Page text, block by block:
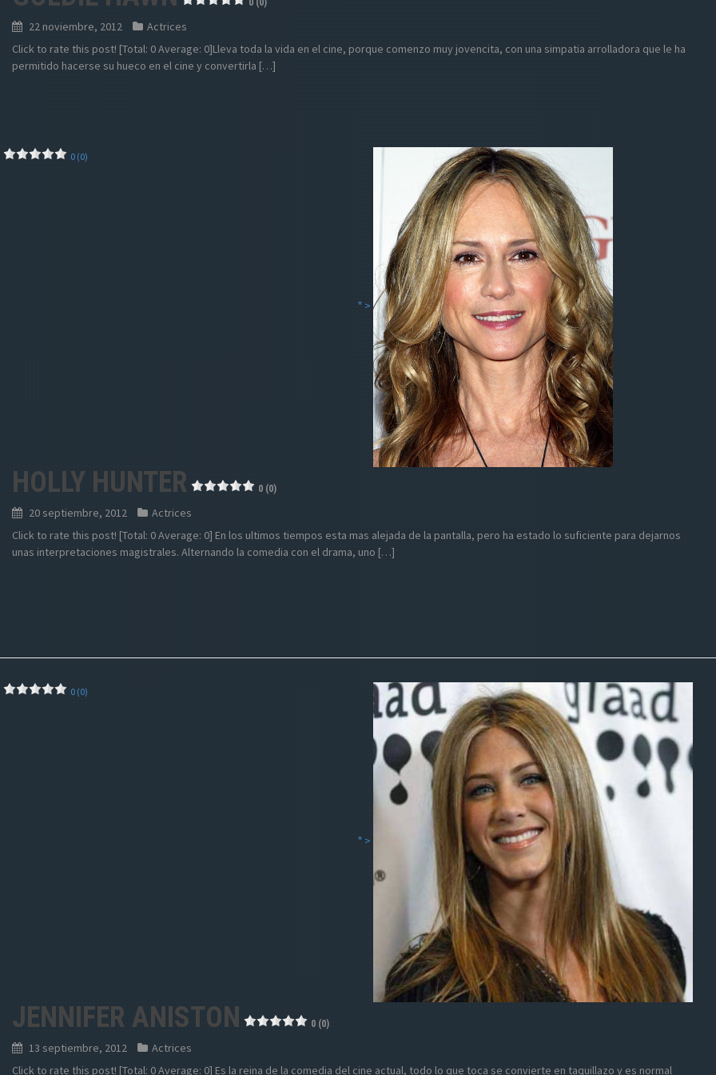
0 (0)
22 noviembre, 2012
Actrices
Click to rate this post! [Total: 0 Average: 0]Lleva toda la vida en el cine, porque comenzo muy jovencita, con una simpatia arrolladora que le ha
permitido hacerse su hueco en el cine y convertirla […]
0 (0)
" >
HOLLY HUNTER 0 (0)
20 septiembre, 2012
Actrices
Click to rate this post! [Total: 0 Average: 0] En los ultimos tiempos esta mas alejada de la pantalla, pero ha estado lo suficiente para dejarnos
unas interpretaciones magistrales. Alternando la comedia con el drama, uno […]
0 (0)
" >
JENNIFER ANISTON 0 (0)
13 septiembre, 2012
Actrices
Click to rate this post! [Total: 0 Average: 0] Es la reina de la comedia del cine actual, todo lo que toca se convierte en taquillazo y es normal